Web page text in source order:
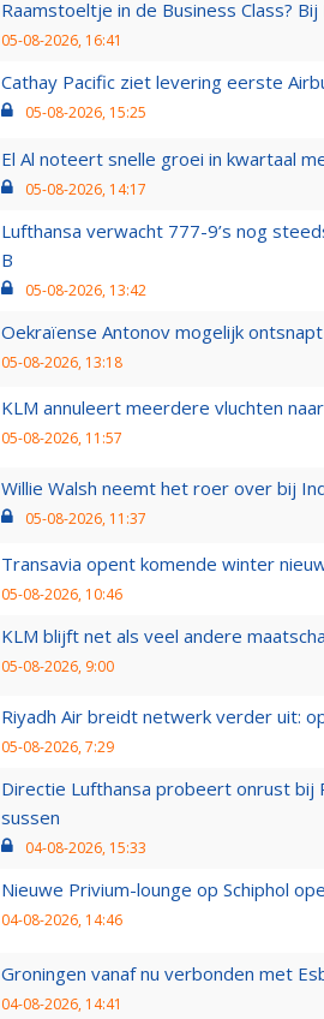
Raamstoeltje in de Business Class?
05-08-2026, 16:41
Cathay Pacific ziet levering eerste
05-08-2026, 15:25
El Al noteert snelle groei in kwartaal
05-08-2026, 14:17
Lufthansa verwacht 777-9’s nog
B
05-08-2026, 13:42
Oekraïense Antonov mogelijk
05-08-2026, 13:18
KLM annuleert meerdere vluchten
05-08-2026, 11:57
Willie Walsh neemt het roer over bij
05-08-2026, 11:37
Transavia opent komende winter
05-08-2026, 10:46
KLM blijft net als veel andere
05-08-2026, 9:00
Riyadh Air breidt netwerk verder uit:
05-08-2026, 7:29
Directie Lufthansa probeert onrust
sussen
04-08-2026, 15:33
Nieuwe Privium-lounge op Schiphol
04-08-2026, 14:46
Groningen vanaf nu verbonden met
04-08-2026, 14:41